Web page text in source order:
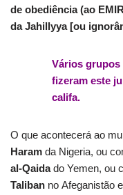
de obediência (ao
da Jahillyya [ou
Vários
fizeram este
califa.
O que acontecerá ao
Haram da Nigeria, ou
al-Qaidado Yemen, ou
Taliban no Afeganistão